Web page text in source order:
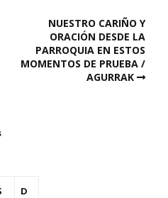
NUESTRO CARIÑO Y
ORACIÓN DESDE LA
PARROQUIA EN ESTOS
MOMENTOS DE PRUEBA /
AGURRAK
D